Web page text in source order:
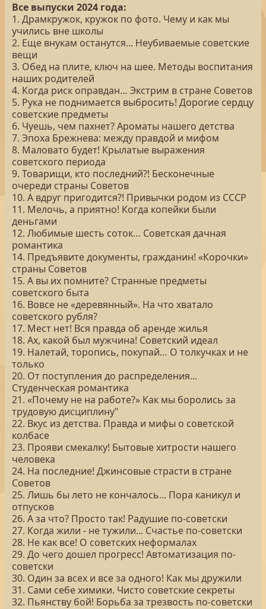
Все выпуски 2024 года:
1. Драмкружок, кружок по фото. Чему и как мы
учились вне школы
2. Еще внукам останутся... Неубиваемые советские
вещи
3. Обед на плите, ключ на шее. Методы воспитания
наших родителей
4. Когда риск оправдан… Экстрим в стране Советов
5. Рука не поднимается выбросить! Дорогие сердцу
советские предметы
6. Чуешь, чем пахнет? Ароматы нашего детства
7. Эпоха Брежнева: между правдой и мифом
8. Маловато будет! Крылатые выражения
советского периода
9. Товарищи, кто последний?! Бесконечные
очереди страны Советов
10. А вдруг пригодится?! Привычки родом из СССР
11. Мелочь, а приятно! Когда копейки были
деньгами
12. Любимые шесть соток… Советская дачная
романтика
14. Предъявите документы, гражданин! «Корочки»
страны Советов
15. А вы их помните? Странные предметы
советского быта
16. Вовсе не «деревянный». На что хватало
советского рубля?
17. Мест нет! Вся правда об аренде жилья
18. Ах, какой был мужчина! Советский идеал
19. Налетай, торопись, покупай… О толкучках и не
только
20. От поступления до распределения...
Студенческая романтика
21. «Почему не на работе?» Как мы боролись за
трудовую дисциплину"
22. Вкус из детства. Правда и мифы о советской
колбасе
23. Прояви смекалку! Бытовые хитрости нашего
человека
24. На последние! Джинсовые страсти в стране
Советов
25. Лишь бы лето не кончалось... Пора каникул и
отпусков
26. А за что? Просто так! Радушие по-советски
27. Когда жили - не тужили... Счастье по-советски
28. Не как все! О советских неформалах
29. До чего дошел прогресс! Автоматизация по-
советски
30. Один за всех и все за одного! Как мы дружили
31. Сами себе химики. Чисто советские секреты
32. Пьянству бой! Борьба за трезвость по-советски